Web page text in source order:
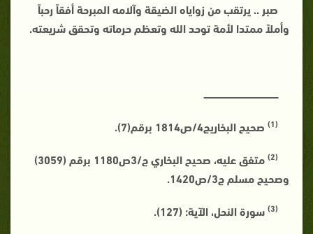
صبر .. يرتقب من زواياه الضيقة وآلامه المبرحة أفقاً رحباً
وأملاً ممتدا لأمة توحد الله وتعظم حرماته وتحقق شريعته.
ـــــــــــــــــــــــــــــــــــــــــــــــــــــ
(1) صحيح البخاريج4/ص1814 برقم(7).
(2)
متفق عليه، صحيح البخاري ج/3ص1180 برقم (3059)
وصحيح مسلم ج3/ص1420.
(3) سورة النحل، الآية: (127).